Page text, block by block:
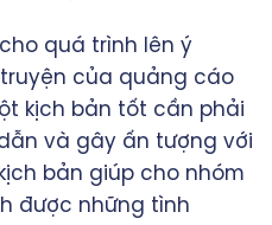
quá trình lên ý
của quảng cáo
kịch bản tốt cần phải
và gây ấn tượng với
bản giúp cho nhóm
được những tình